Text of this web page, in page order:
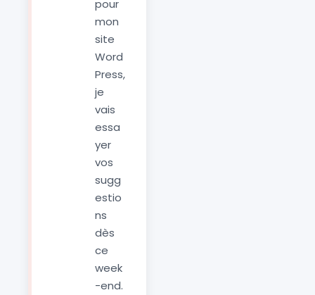
pour
mon
site
Word
Press,
je
vais
essa
yer
vos
sugg
estio
ns
dès
ce
week
-end.